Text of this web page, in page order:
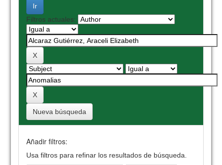
Filtros actuales:
Nueva búsqueda
Añadir filtros:
Usa filtros para refinar los resultados de búsqueda.